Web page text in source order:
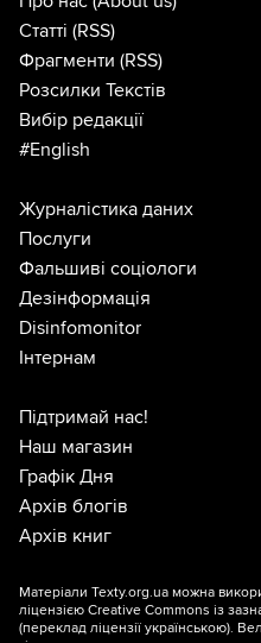
Статті (RSS)
Фрагменти (RSS)
Розсилки Текстів
Вибір редакції
#English
Журналістика даних
Послуги
Фальшиві соціологи
Дезінформація
Disinfomonitor
Інтернам
Підтримай нас!
Наш магазин
Графік Дня
Архів блогів
Архів книг
Матеріали Texty.org.ua можна
ліцензією Creative Commons із
(переклад ліцензії українською).